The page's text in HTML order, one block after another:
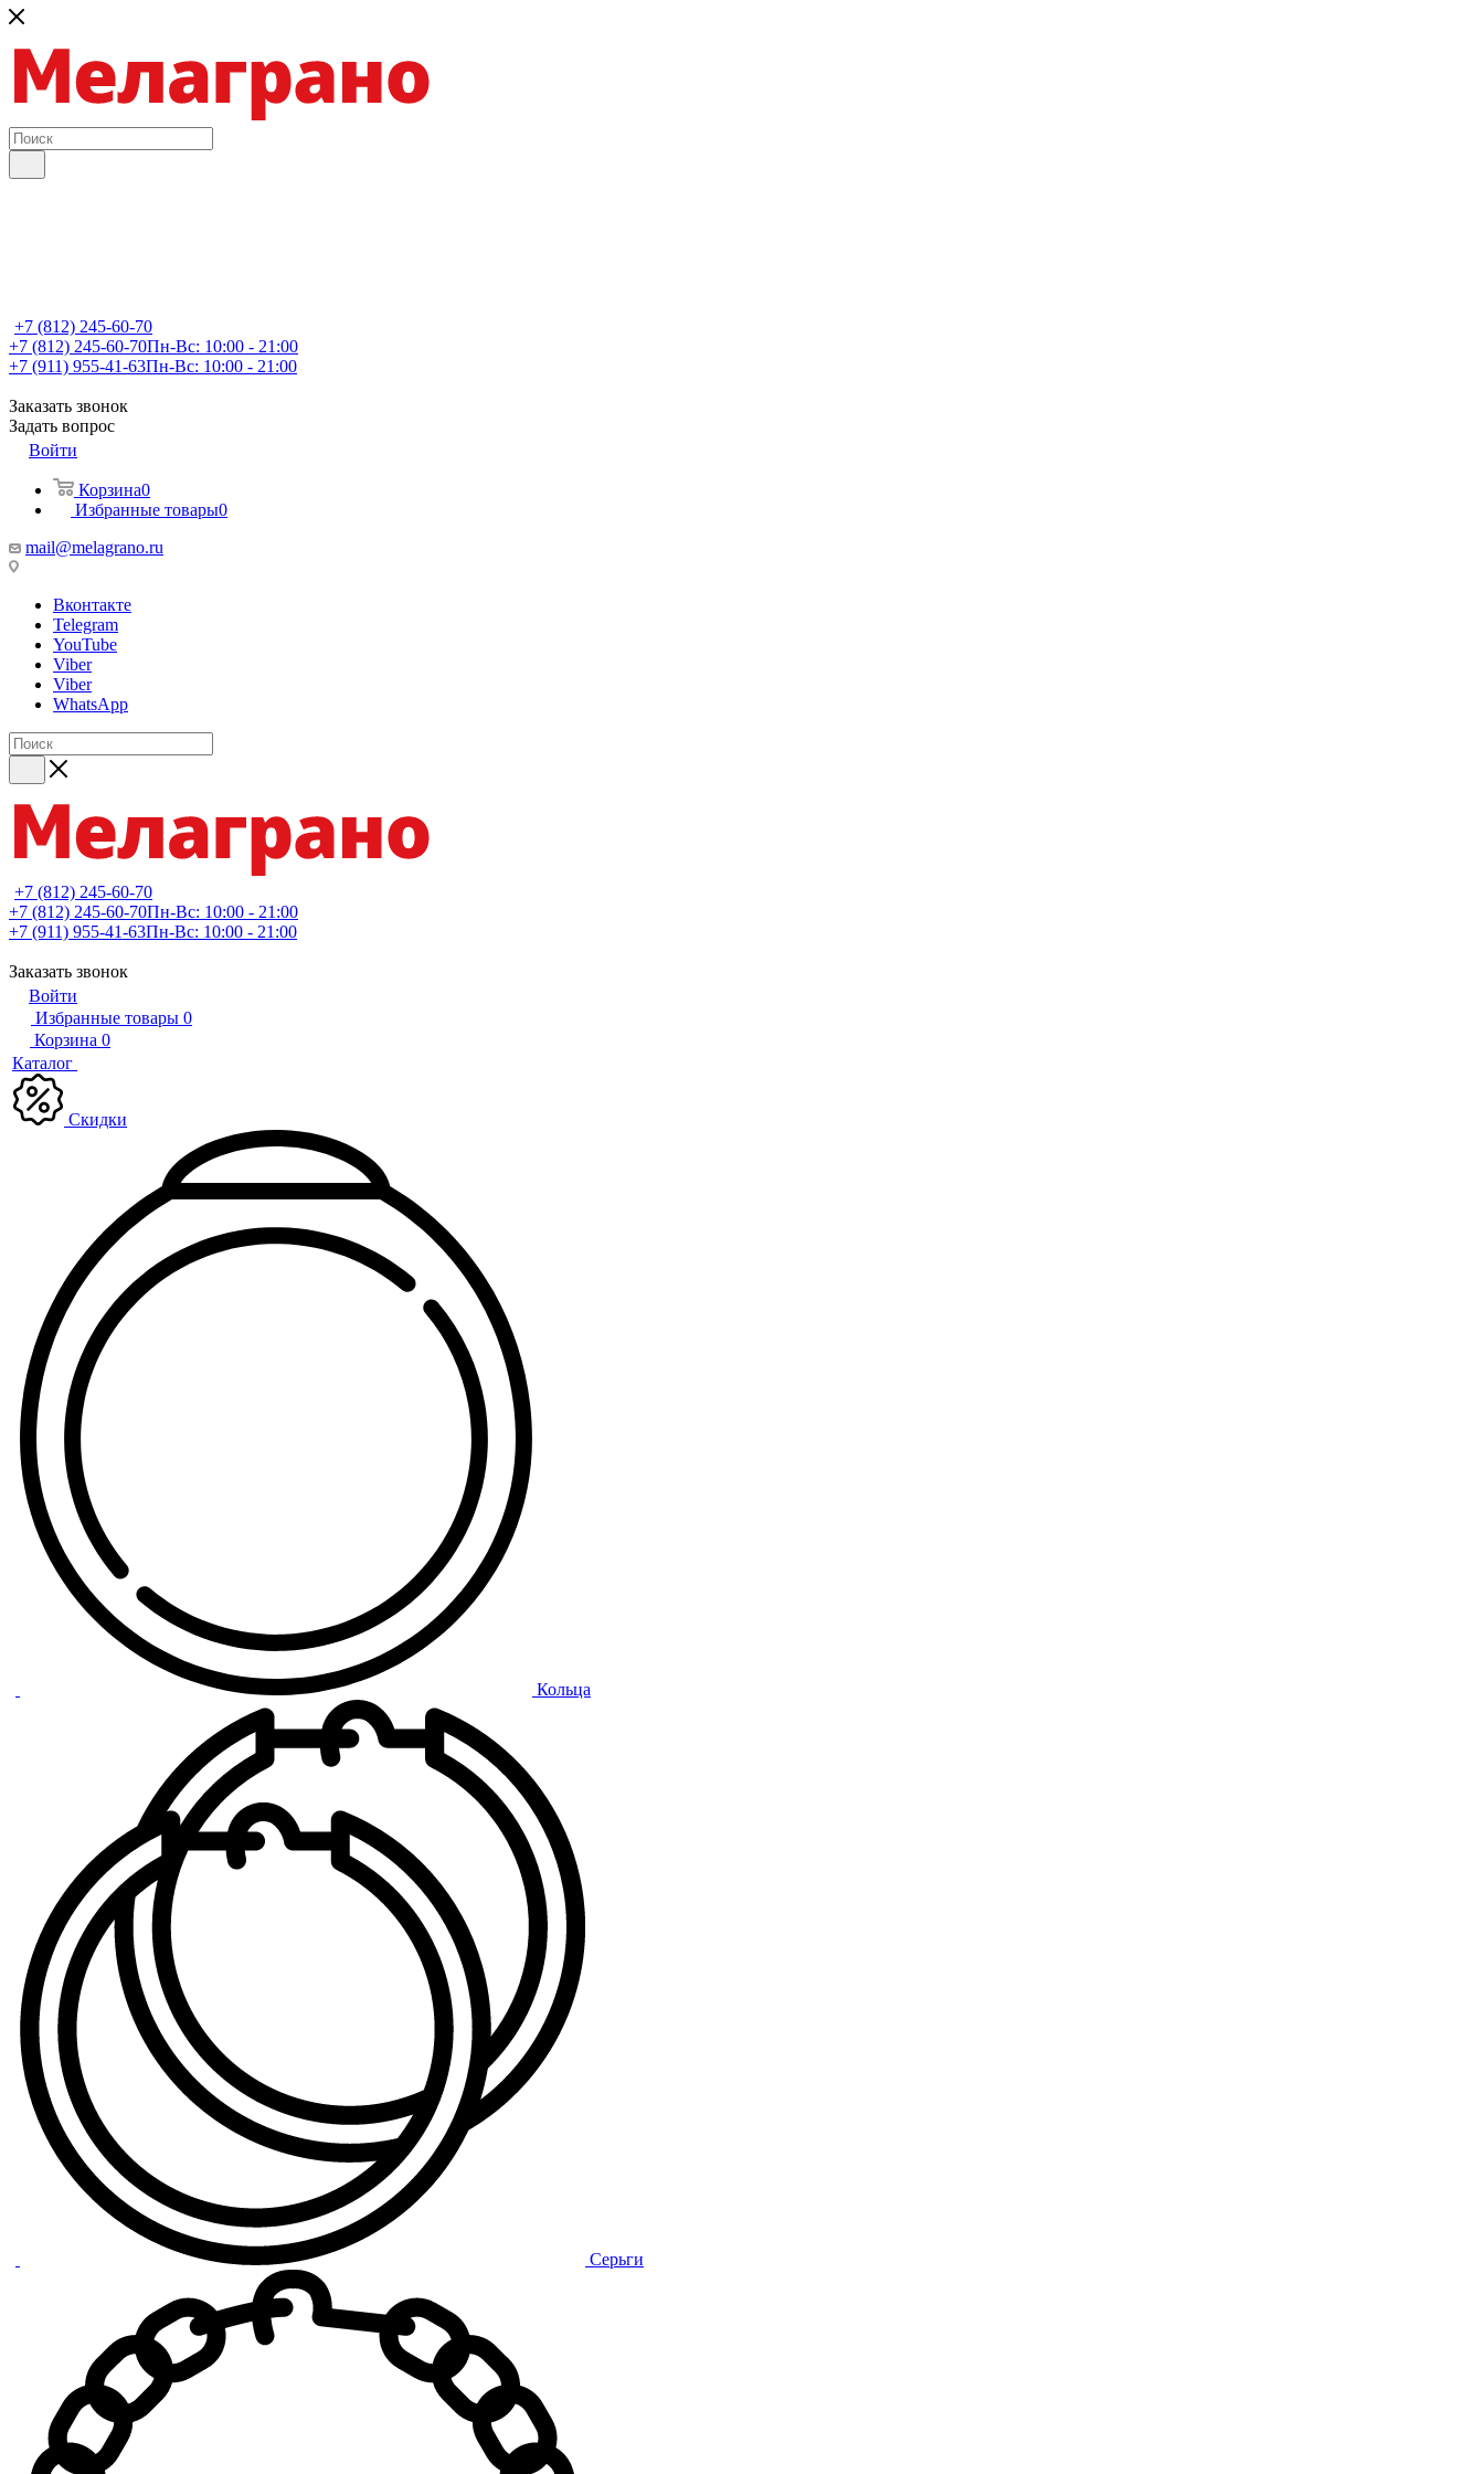
+7 (812) 245-60-70
+7 (812) 245-60-70Пн-Вс: 10:00 - 21:00
+7 (911) 955-41-63Пн-Вс: 10:00 - 21:00
Заказать звонок
Задать вопрос
Войти
Корзина0
Избранные товары0
mail@melagrano.ru
Вконтакте
Telegram
YouTube
Viber
Viber
WhatsApp
+7 (812) 245-60-70
+7 (812) 245-60-70Пн-Вс: 10:00 - 21:00
+7 (911) 955-41-63Пн-Вс: 10:00 - 21:00
Заказать звонок
Войти
Избранные товары 0
Корзина 0
Каталог
Скидки
Кольца
Серьги